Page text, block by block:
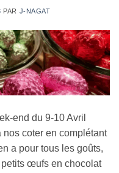
PAR J-NAGAT
end du 9-10 Avril
coter en complétant
a pour tous les goûts,
œufs en chocolat